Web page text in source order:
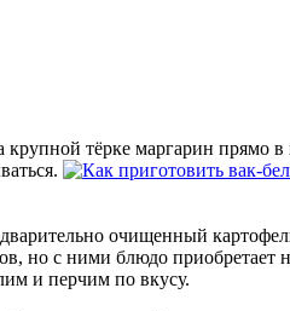
крупной тёрке маргарин прямо
очищенный
но с ними блюдо приобретает
и перчим по вкусу.